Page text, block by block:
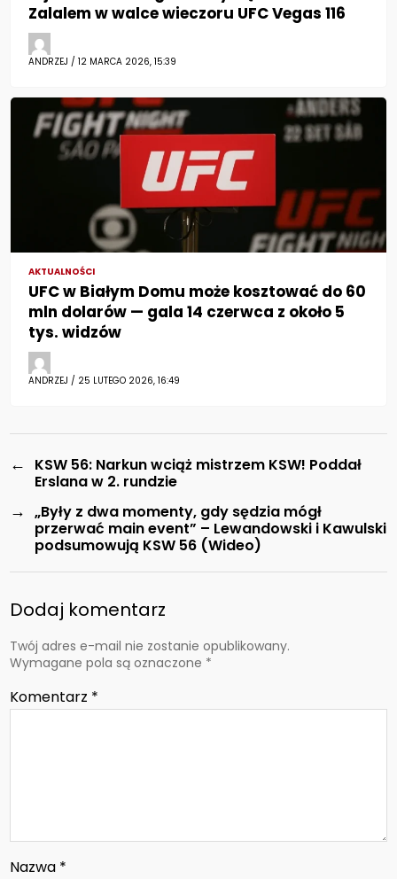
Zalalem w walce wieczoru UFC Vegas 116
ANDRZEJ / 12 MARCA 2026, 15:39
AKTUALNOŚCI
UFC w Białym Domu może kosztować do 60
mln dolarów — gala 14 czerwca z około 5
tys. widzów
ANDRZEJ / 25 LUTEGO 2026, 16:49
←
KSW 56: Narkun wciąż mistrzem KSW! Poddał
Erslana w 2. rundzie
→ „Były z dwa momenty, gdy sędzia mógł
przerwać main event” – Lewandowski i Kawulski
podsumowują KSW 56 (Wideo)
Dodaj komentarz
Twój adres e-mail nie zostanie opublikowany.
Wymagane pola są oznaczone *
Komentarz *
Nazwa *